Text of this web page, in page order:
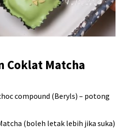
Coklat Matcha
compound (Beryls) – potong
(boleh letak lebih jika suka)